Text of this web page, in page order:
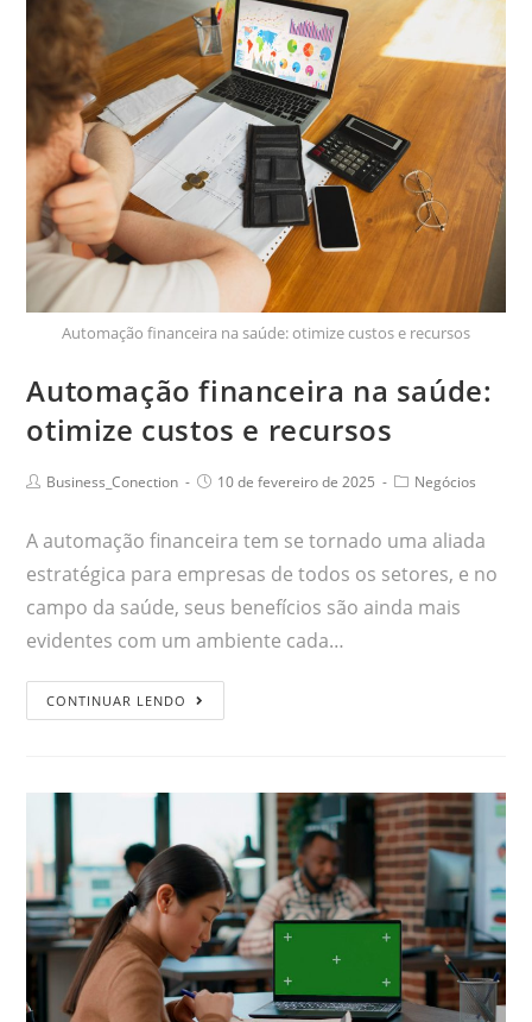
Automação financeira na saúde: otimize custos e recursos
Automação financeira na saúde:
otimize custos e recursos
Business_Conection 10 de fevereiro de 2025 Negócios
A automação financeira tem se tornado uma aliada
estratégica para empresas de todos os setores, e no
campo da saúde, seus benefícios são ainda mais
evidentes com um ambiente cada…
CONTINUAR LENDO